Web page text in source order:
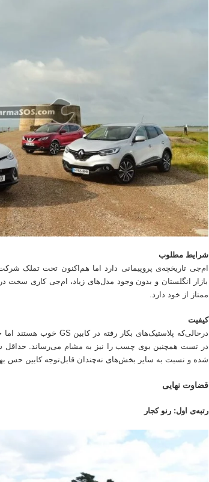
شرایط مطلوب
ام‌جی تاریخچه‌ی پروپیمانی دارد اما هم‌اکنون تحت تملک
بازار انگلستان و بدون وجود مدل‌های زیاد، ام‌جی کاری سخت
ممتاز از خود دارد.
کیفیت
در تست همچنین بوی چسب را نیز به مشام می‌رساند. حداقل
شده و نسبت به سایر بخش‌های نه‌چندان قابل‌توجه کابین حس
قضاوت نهایی
رتبه‌ی اول: رنو کجار